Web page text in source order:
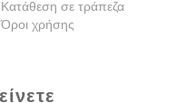
Κατάθεση σε τράπεζα
Όροι χρήσης